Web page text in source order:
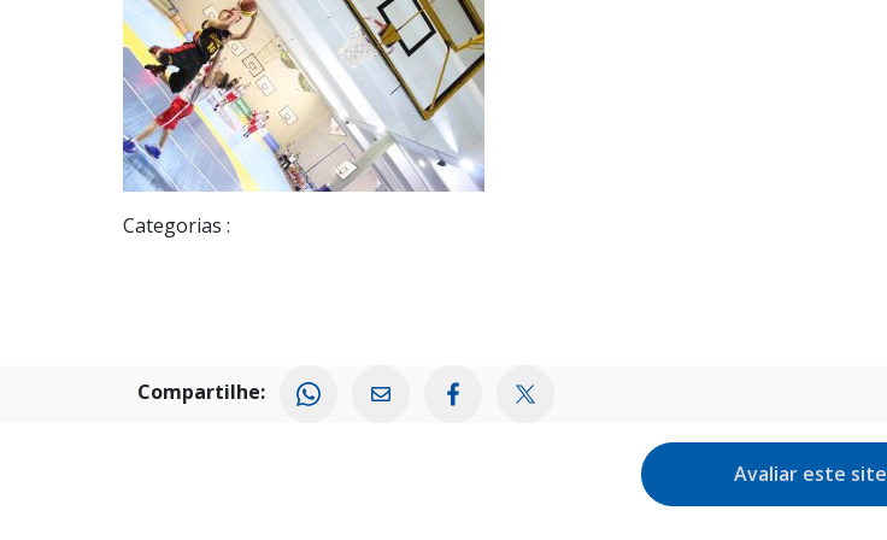
Categorias :
Compartilhe:
Avaliar este site